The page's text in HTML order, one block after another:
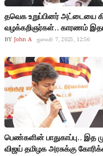
தவெக உறுப்பினர் அட்டையை
வழக்கறிஞர்கள்.. காரணம்
BY John A ஜனவரி 7, 2025, 12:56
பெண்களின் பாதுகாப்பு..
விஜய் தமிழக அரசுக்கு